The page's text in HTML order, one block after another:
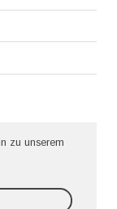
zu unserem